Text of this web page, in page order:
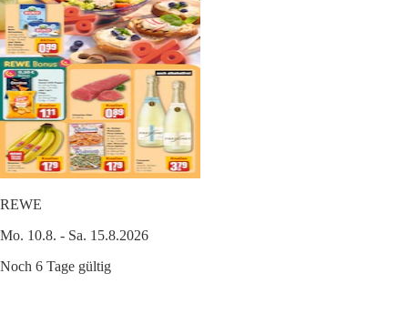
REWE
Mo. 10.8. - Sa. 15.8.2026
Noch 6 Tage gültig